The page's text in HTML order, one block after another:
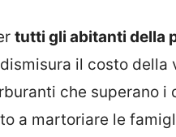
tutti gli abitanti della
il costo della
che superano i
a martoriare le